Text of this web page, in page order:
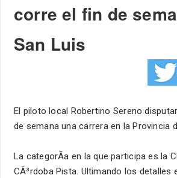
corre el fin de
San Luis
El piloto local Robertino Sereno
de semana una carrera en la Provincia
La categorÃ­a en la que participa es la
CÃ³rdoba Pista. Ultimando los detalles